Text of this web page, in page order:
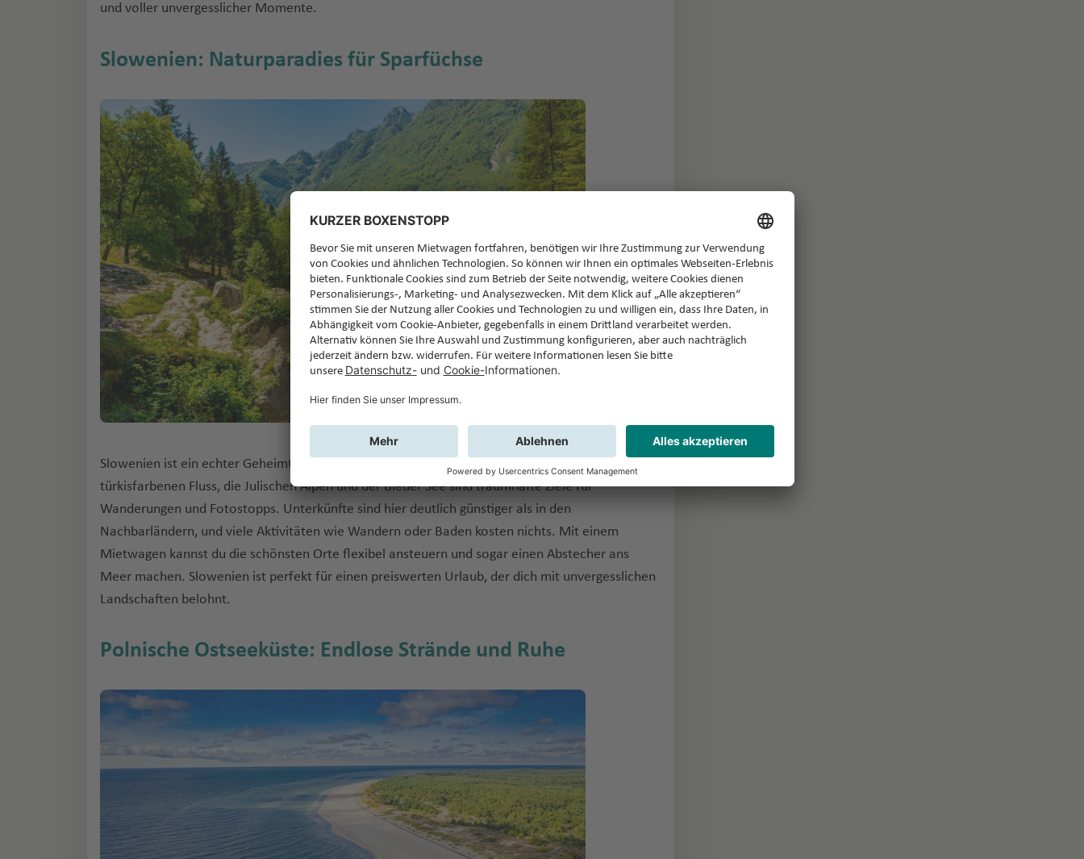
und voller unvergesslicher Momente.
Slowenien: Naturparadies für Sparfüchse
Slowenien ist ein echter Geheimtipp für alle, die Natur lieben. Das Soča-Tal mit seinem
türkisfarbenen Fluss, die Julischen Alpen und der Bleder See sind traumhafte Ziele für
Wanderungen und Fotostopps. Unterkünfte sind hier deutlich günstiger als in den
Nachbarländern, und viele Aktivitäten wie Wandern oder Baden kosten nichts. Mit einem
Mietwagen kannst du die schönsten Orte flexibel ansteuern und sogar einen Abstecher ans
Meer machen. Slowenien ist perfekt für einen preiswerten Urlaub, der dich mit unvergesslichen
Landschaften belohnt.
Polnische Ostseeküste: Endlose Strände und Ruhe